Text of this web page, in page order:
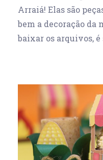
Arraiá! Elas são
bem a decoração da
baixar os arquivos, é